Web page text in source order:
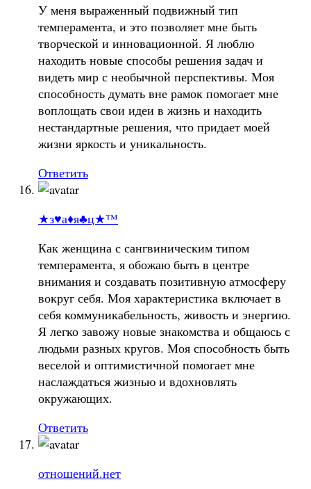
У меня выраженный подвижный тип
темперамента, и это позволяет мне быть
творческой и инновационной. Я люблю
находить новые способы решения задач и
видеть мир с необычной перспективы. Моя
способность думать вне рамок помогает мне
воплощать свои идеи в жизнь и находить
нестандартные решения, что придает моей
жизни яркость и уникальность.
Ответить
★з♥а♦я♣ц★™
Как женщина с сангвиническим типом
темперамента, я обожаю быть в центре
внимания и создавать позитивную атмосферу
вокруг себя. Моя характеристика включает в
себя коммуникабельность, живость и энергию.
Я легко завожу новые знакомства и общаюсь с
людьми разных кругов. Моя способность быть
веселой и оптимистичной помогает мне
наслаждаться жизнью и вдохновлять
окружающих.
Ответить
отношений.нет